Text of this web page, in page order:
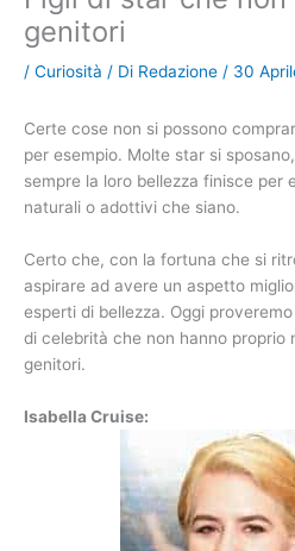
genitori
/ Curiosità / Di Redazione / 30
Certe cose non si possono
per esempio. Molte star si
sempre la loro bellezza finisce per
naturali o adottivi che siano.
Certo che, con la fortuna che si
aspirare ad avere un aspetto
esperti di bellezza. Oggi
di celebrità che non hanno proprio
genitori.
Isabella Cruise: